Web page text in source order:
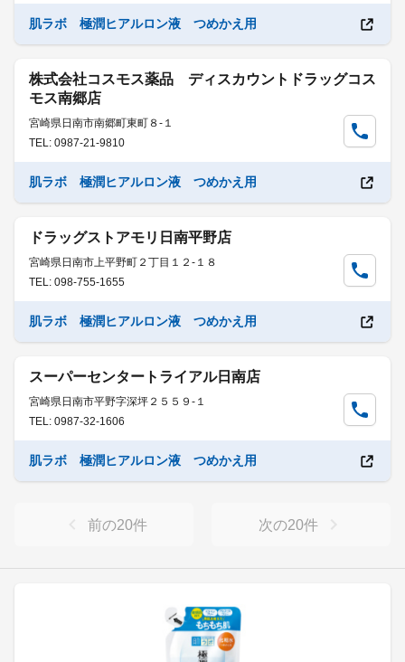
肌ラボ 極潤ヒアルロン液 つめかえ用
株式会社コスモス薬品 ディスカウントドラッグコス
モス南郷店
宮崎県日南市南郷町東町８-１
TEL: 0987-21-9810
肌ラボ 極潤ヒアルロン液 つめかえ用
ドラッグストアモリ日南平野店
宮崎県日南市上平野町２丁目１２-１８
TEL: 098-755-1655
肌ラボ 極潤ヒアルロン液 つめかえ用
スーパーセンタートライアル日南店
宮崎県日南市平野字深坪２５５９-１
TEL: 0987-32-1606
肌ラボ 極潤ヒアルロン液 つめかえ用
前の20件 次の20件